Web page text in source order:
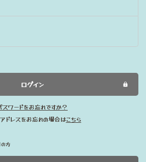
ログイン
スワードをお忘れですか？
ドレスをお忘れの場合はこちら
方